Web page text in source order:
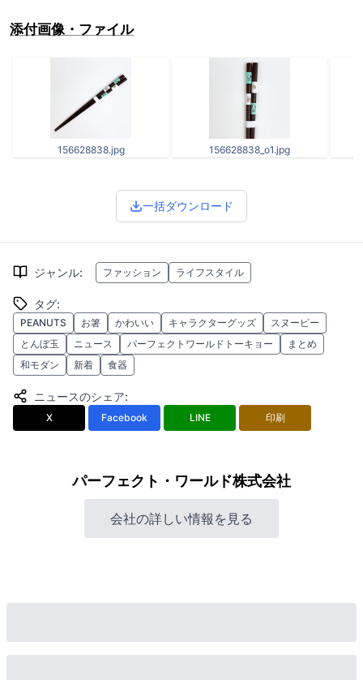
添付画像・ファイル
156628838.jpg 156628838_o1.jpg
一括ダウンロード
ジャンル: ファッション ライフスタイル
タグ:
PEANUTS お箸 かわいい キャラクターグッズ
スヌーピー
とんぼ玉
ニュース パーフェクトワールドトーキョー
まとめ
和モダン
新着 食器
ニュースのシェア:
X Facebook LINE 印刷
パーフェクト・ワールド株式会社
会社の詳しい情報を見る